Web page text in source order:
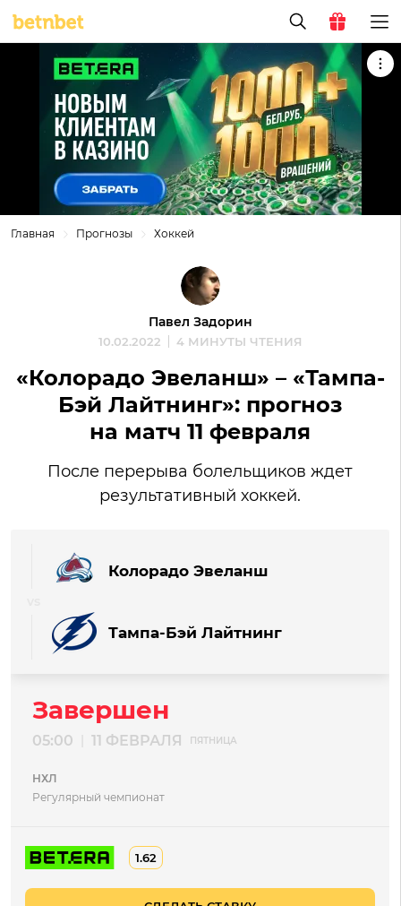
Главная Прогнозы Хоккей
Павел Задорин
10.02.2022 4 МИНУТЫ ЧТЕНИЯ
«Колорадо Эвеланш» – «Тампа-
Бэй Лайтнинг»: прогноз
на матч 11 февраля
После перерыва болельщиков ждет
результативный хоккей.
Колорадо Эвеланш
Тампа-Бэй Лайтнинг
Завершен
05:00 11 ФЕВРАЛЯ ПЯТНИЦА
НХЛ
Регулярный чемпионат
1.62